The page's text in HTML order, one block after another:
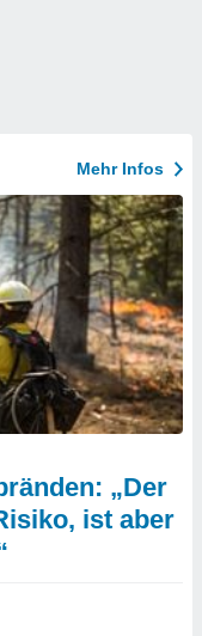
Mehr Infos
„Der
ist aber